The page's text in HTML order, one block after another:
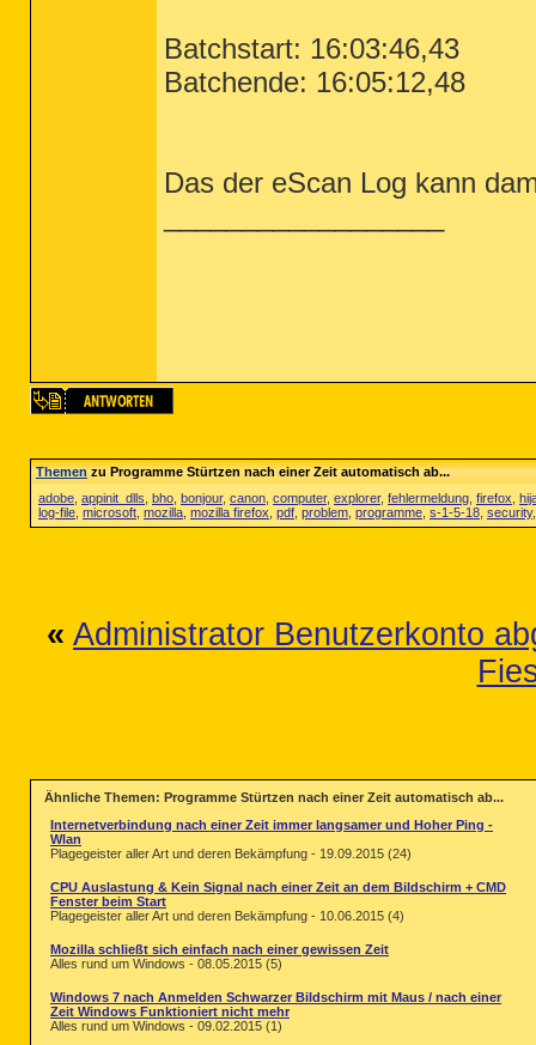
Batchstart: 16:03:46,43
Batchende: 16:05:12,48
Das der eScan Log kann
Themenzu Programme Stürtzen nach einer Zeit automatisch ab...
adobe appinit_dlls bho bonjour, canon computer, explorer, fehlermeldung firefox
log-file microsoft mozilla mozilla firefox pdf problem programme s-1-5-18 security
« Administrator Benutzerkonto
Ähnliche Themen: Programme Stürtzen nach einer Zeit automatisch ab...
Internetverbindung nach einer Zeit immer langsamer und Hoher Ping -
Wlan
Plagegeister aller Art und deren Bekämpfung - 19.09.2015 (24)
CPU Auslastung & Kein Signal nach einer Zeit an dem Bildschirm + CMD
Fenster beim Start
Plagegeister aller Art und deren Bekämpfung - 10.06.2015 (4)
Mozilla schließt sich einfach nach einer gewissen Zeit
Alles rund um Windows - 08.05.2015 (5)
Windows 7 nach Anmelden Schwarzer Bildschirm mit Maus / nach einer
Zeit Windows Funktioniert nicht mehr
Alles rund um Windows - 09.02.2015 (1)